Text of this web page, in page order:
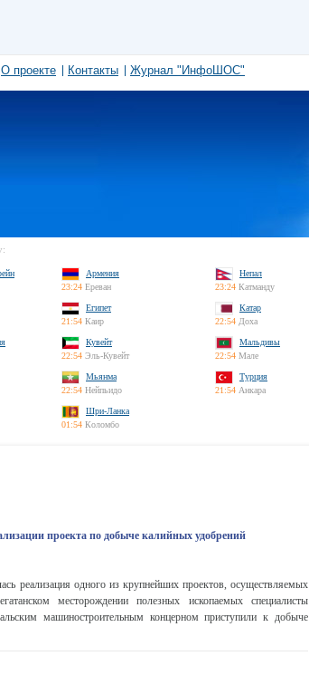
О проекте Контакты Журнал "ИнфоШОС"
Армения
23:24 Ереван
Непал
23:24 Катманду
Египет
21:54 Каир
Катар
22:54 Доха
Кувейт
22:54 Эль-Кувейт
Мальдивы
22:54 Мале
Мьянма
22:54 Нейпьидо
Турция
21:54 Анкара
Шри-Ланка
01:54 Коломбо
проекта по добыче калийных удобрений
реализация одного из крупнейших проектов, осуществляемых
месторождении полезных ископаемых специалисты
машиностроительным концерном приступили к добыче